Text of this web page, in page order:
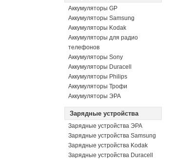
Аккумуляторы GP
Аккумуляторы Samsung
Аккумуляторы Kodak
Аккумуляторы для радио
телефонов
Аккумуляторы Sony
Аккумуляторы Duracell
Аккумуляторы Philips
Аккумуляторы Трофи
Аккумуляторы ЭРА
Зарядные устройства
Зарядные устройства ЭРА
Зарядные устройства Samsung
Зарядные устройства Kodak
Зарядные устройства Duracell